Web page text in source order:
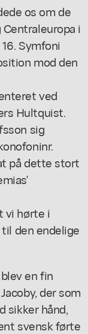
os om de
i
Symfoni
mod den
ved
Hultquist.
sig
på dette stort
vi hørte i
den endelige
en fin
der som
sikker hånd,
svensk førte